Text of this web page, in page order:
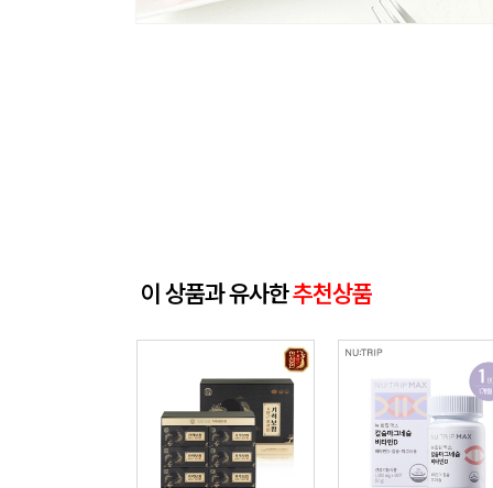
이 상품과 유사한추천상품